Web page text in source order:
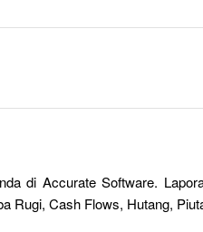
di Accurate Software.
Rugi, Cash Flows, Hutang,